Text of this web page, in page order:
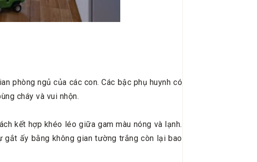
phòng ngủ của các con. Các bậc phụ huynh có
cháy và vui nhộn.
kết hợp khéo léo giữa gam màu nóng và lạnh.
gắt ấy bằng không gian tường trắng còn lại bao